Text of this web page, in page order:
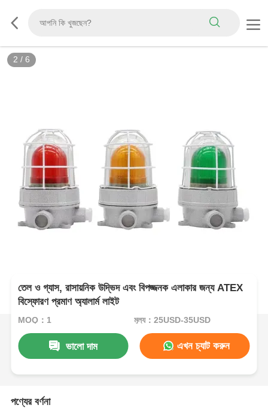
2 / 6
তেল ও গ্যাস, রাসায়নিক উদ্ভিদ এবং বিপজ্জনক এলাকার জন্য ATEX
বিস্ফোরণ প্রমাণ অ্যালার্ম লাইট
MOQ：1 মূল্য：25USD-35USD
ভালো দাম এখন চ্যাট করুন
পণ্যের বর্ণনা